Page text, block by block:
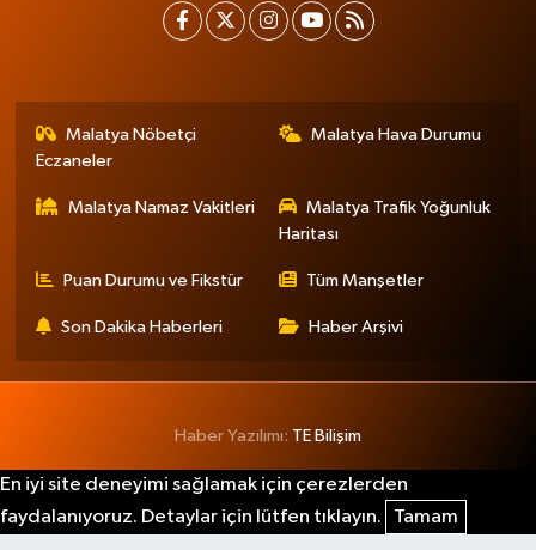
Malatya Nöbetçi
Eczaneler
Malatya Hava Durumu
Malatya Namaz Vakitleri
Malatya Trafik Yoğunluk
Haritası
Puan Durumu ve Fikstür Tüm Manşetler
Son Dakika Haberleri Haber Arşivi
Haber Yazılımı: TE Bilişim
En iyi site deneyimi sağlamak için çerezlerden
faydalanıyoruz. Detaylar için lütfen tıklayın.
Tamam